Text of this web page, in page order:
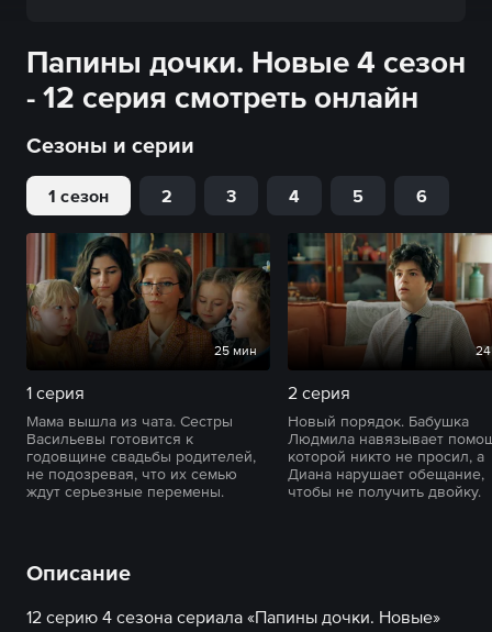
Папины дочки. Новые 4 сезон
- 12 серия смотреть онлайн
Сезоны и серии
1 сезон 2 3 4 5 6
25 мин
1 серия
Мама вышла из чата. Сестры
Васильевы готовится к
годовщине свадьбы родителей,
не подозревая, что их семью
ждут серьезные перемены.
2 серия
Новый порядок. Бабушка
Людмила навязывает
которой никто не просил, а
Диана нарушает обещание,
чтобы не получить двойку.
Описание
12 серию 4 сезона сериала «Папины дочки. Новые»